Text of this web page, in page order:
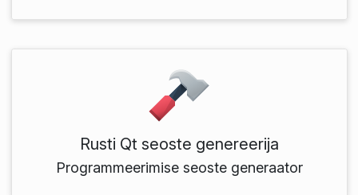
Rusti Qt seoste genereerija
Programmeerimise seoste generaator